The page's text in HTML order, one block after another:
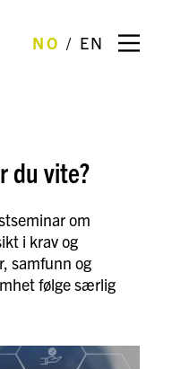
NO EN
du vite?
om
i krav og
samfunn og
følge særlig